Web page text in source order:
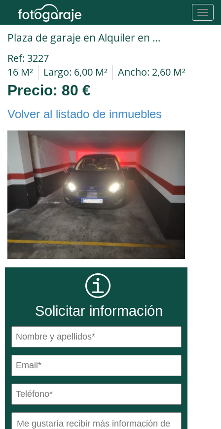
Plaza de garaje en Alquiler en Santa Cruz De Tenerife en Calle San Miguel
Ref: 3227
16 M²
Largo: 6,00 M² Ancho: 2,60 M²
Precio: 80 €
Volver al listado de inmuebles
Solicitar información